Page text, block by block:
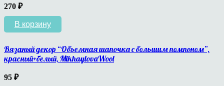
270 ₽
В корзину
Вязаный декор “Объемная шапочка с большим помпоном”,
красный+белый, MikhaylovaWool
95 ₽